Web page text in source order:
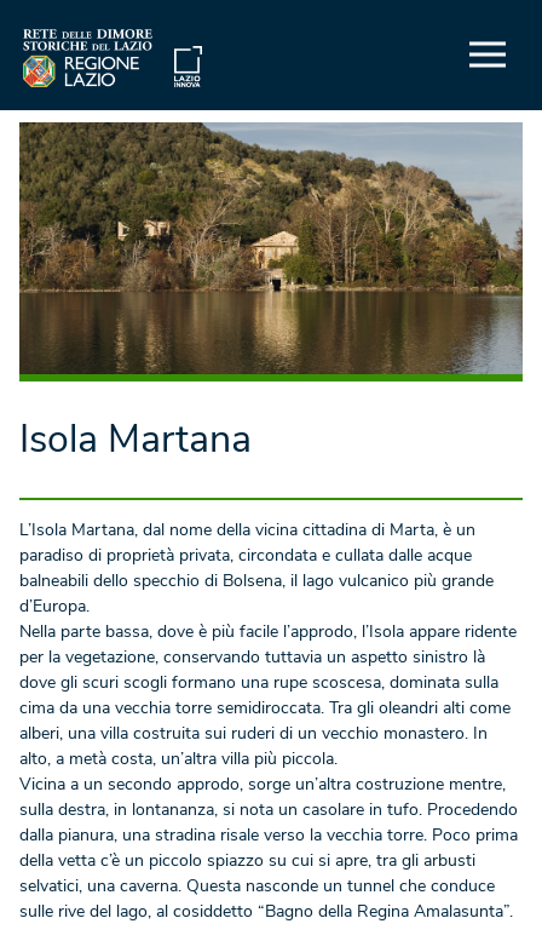
Isola Martana
L’Isola Martana, dal nome della vicina cittadina di Marta, è un
paradiso di proprietà privata, circondata e cullata dalle acque
balneabili dello specchio di Bolsena, il lago vulcanico più grande
d’Europa.
Nella parte bassa, dove è più facile l’approdo, l’Isola appare ridente
per la vegetazione, conservando tuttavia un aspetto sinistro là
dove gli scuri scogli formano una rupe scoscesa, dominata sulla
cima da una vecchia torre semidiroccata. Tra gli oleandri alti come
alberi, una villa costruita sui ruderi di un vecchio monastero. In
alto, a metà costa, un’altra villa più piccola.
Vicina a un secondo approdo, sorge un’altra costruzione mentre,
sulla destra, in lontananza, si nota un casolare in tufo. Procedendo
dalla pianura, una stradina risale verso la vecchia torre. Poco prima
della vetta c’è un piccolo spiazzo su cui si apre, tra gli arbusti
selvatici, una caverna. Questa nasconde un tunnel che conduce
sulle rive del lago, al cosiddetto “Bagno della Regina Amalasunta”.